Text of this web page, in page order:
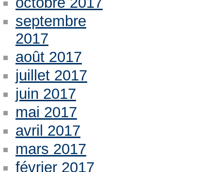
septembre
2017
août 2017
juillet 2017
juin 2017
mai 2017
avril 2017
mars 2017
février 2017